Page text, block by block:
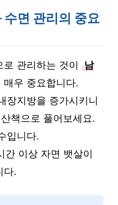
면 관리의 중요
관리하는 것이 남
매우 중요합니다.
장지방을 증가시키니
책으로 풀어보세요.
입니다.
간 이상 자면 뱃살이
다.